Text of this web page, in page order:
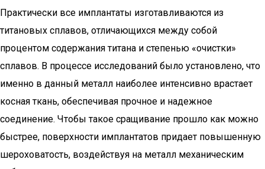
Практически все имплантаты изготавливаются из
титановых сплавов, отличающихся между собой
процентом содержания титана и степенью «очистки»
сплавов. В процессе исследований было установлено, что
именно в данный металл наиболее интенсивно врастает
косная ткань, обеспечивая прочное и надежное
соединение. Чтобы такое сращивание прошло как можно
быстрее, поверхности имплантатов придает повышенную
шероховатость, воздействуя на металл механическим